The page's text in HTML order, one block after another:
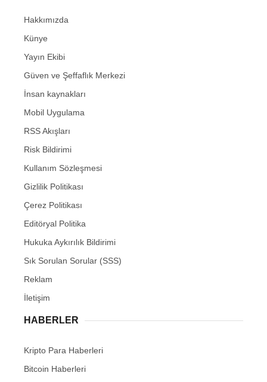
Hakkımızda
Künye
Yayın Ekibi
Güven ve Şeffaflık Merkezi
İnsan kaynakları
Mobil Uygulama
RSS Akışları
Risk Bildirimi
Kullanım Sözleşmesi
Gizlilik Politikası
Çerez Politikası
Editöryal Politika
Hukuka Aykırılık Bildirimi
Sık Sorulan Sorular (SSS)
Reklam
İletişim
HABERLER
Kripto Para Haberleri
Bitcoin Haberleri